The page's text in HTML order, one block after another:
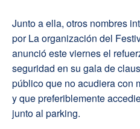
Junto a ella, otros nombres
por La organización del
anunció este viernes el
seguridad en su gala de
público que no acudiera con
y que preferiblemente
junto al parking.